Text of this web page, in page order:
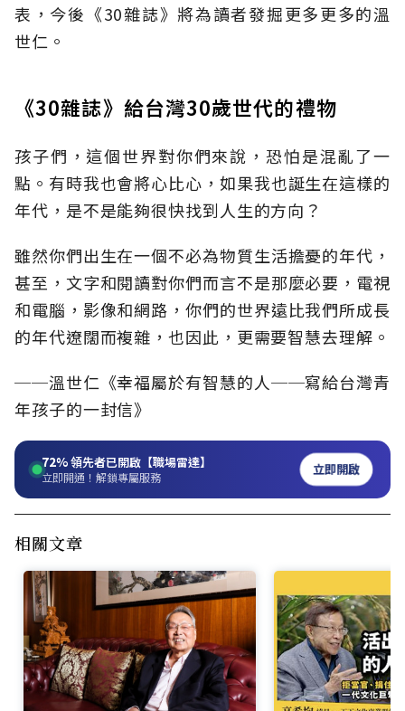
表，今後《30雜誌》將為讀者發掘更多更多的溫
世仁。
《30雜誌》給台灣30歲世代的禮物
孩子們，這個世界對你們來說，恐怕是混亂了一
點。有時我也會將心比心，如果我也誕生在這樣的
年代，是不是能夠很快找到人生的方向？
雖然你們出生在一個不必為物質生活擔憂的年代，
甚至，文字和閱讀對你們而言不是那麼必要，電視
和電腦，影像和網路，你們的世界遠比我們所成長
的年代遼闊而複雜，也因此，更需要智慧去理解。
──溫世仁《幸福屬於有智慧的人──寫給台灣青
年孩子的一封信》
72%領先者已開啟【職場雷達】
立即開通！解鎖專屬服務 立即開啟
相關文章